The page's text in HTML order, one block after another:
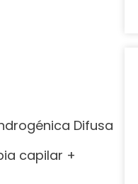
Difusa
capilar +